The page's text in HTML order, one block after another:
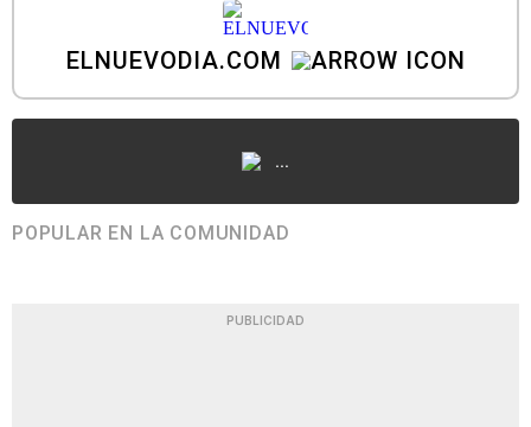
ELNUEVODIA.COM
...
POPULAR EN LA COMUNIDAD
PUBLICIDAD